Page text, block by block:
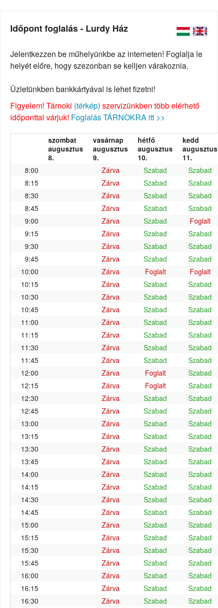
Időpont foglalás - Lurdy Ház
Jelentkezzen be műhelyünkbe az interneten! Foglalja le
helyét előre, hogy szezonban se kelljen várakoznia.
Üzletünkben bankkártyával is lehet fizetni!
Figyelem! Tárnoki (térkép) szervizünkben több elérhető
időponttal várjuk! Foglalás TÁRNOKRA itt >>
szombat
augusztus
8.
vasárnap
augusztus
9.
hétfő
augusztus
10.
kedd
augusztus
11.
8:00
Zárva Szabad
Szabad
8:15
Zárva Szabad
Szabad
8:30
Zárva Szabad
Szabad
8:45
Zárva Szabad
Szabad
9:00
Zárva Szabad
Foglalt
9:15
Zárva Szabad
Szabad
9:30
Zárva Szabad
Szabad
9:45
Zárva Szabad
Szabad
10:00
Zárva Foglalt
Foglalt
10:15
Zárva Szabad
Szabad
10:30
Zárva Szabad
Szabad
10:45
Zárva Szabad
Szabad
11:00
Zárva Szabad
Szabad
11:15
Zárva Szabad
Szabad
11:30
Zárva Szabad
Szabad
11:45
Zárva Szabad
Szabad
12:00
Zárva Foglalt
Szabad
12:15
Zárva Foglalt
Szabad
12:30
Zárva Szabad
Szabad
12:45
Zárva Szabad
Szabad
13:00
Zárva Szabad
Szabad
13:15
Zárva Szabad
Szabad
13:30
Zárva Szabad
Szabad
13:45
Zárva Szabad
Szabad
14:00
Zárva Szabad
Szabad
14:15
Zárva Szabad
Szabad
14:30
Zárva Szabad
Szabad
14:45
Zárva Szabad
Szabad
15:00
Zárva Szabad
Szabad
15:15
Zárva Szabad
Szabad
15:30
Zárva Szabad
Szabad
15:45
Zárva Szabad
Szabad
16:00
Zárva Szabad
Szabad
16:15
Zárva Szabad
Szabad
16:30
Zárva Szabad
Szabad